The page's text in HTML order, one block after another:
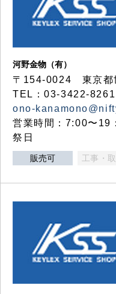
河野金物（有）
〒154-0024 東京都
TEL：03-3422-
ono-
営業時間：7:00〜19
祭日
販売可 工事・